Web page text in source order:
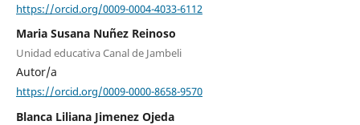
https://orcid.org/0009-0004-4033-6112
Maria Susana Nuñez Reinoso
Unidad educativa Canal de Jambeli
Autor/a
https://orcid.org/0009-0000-8658-9570
Blanca Liliana Jimenez Ojeda